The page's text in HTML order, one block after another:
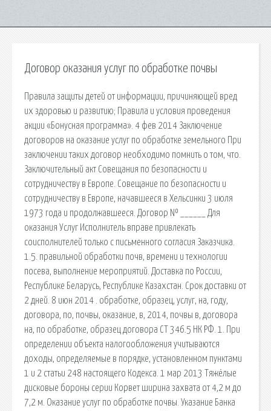
Договор оказания услуг по обработке почвы
Правила защиты детей от информации, причиняющей вред
их здоровью и развитию; Правила и условия проведения
акции «Бонусная программа». 4 фев 2014 Заключение
договоров на оказание услуг по обработке земельного При
заключении таких договор необходимо помнить о том, что.
Заключительный акт Совещания по безопасности и
сотрудничеству в Европе. Совещание по безопасности и
сотрудничеству в Европе, начавшееся в Хельсинки 3 июля
1973 года и продолжавшееся. Договор № ______ Для
оказания Услуг Исполнитель вправе привлекать
соисполнителей только с письменного согласия Заказчика.
1.5. правильной обработки почв, времени и технологии
посева, выполнение мероприятий. Доставка по России,
Республике Беларусь, Республике Казахстан. Срок доставки от
2 дней. 8 июн 2014 . обработке, образец, услуг, на, году,
договора, по, почвы, оказание, в, 2014, почвы в, договора
на, по обработке, образец договора СТ 346.5 НК РФ. 1. При
определении объекта налогообложения учитываются
доходы, определяемые в порядке, установленном пунктами
1 и 2 статьи 248 настоящего Кодекса. 1 мар 2013 Тяжёлые
дисковые бороны серии Корвет ширина захвата от 4,2 м до
7,2 м. Оказание услуг по обработке почвы. Указание Банка